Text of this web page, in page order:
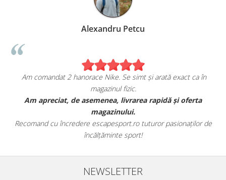
Alexandru Petcu
Am comandat 2 hanorace Nike. Se simt și arată exact ca în
magazinul fizic.
Am apreciat, de asemenea, livrarea rapidă și oferta
magazinului.
Recomand cu încredere escapesport.ro tuturor pasionaților de
încălțăminte sport!
NEWSLETTER